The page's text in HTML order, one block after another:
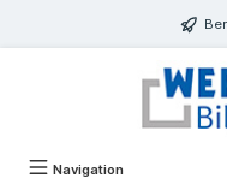
Navigation